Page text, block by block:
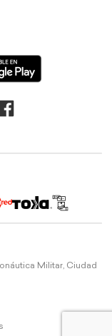
Militar, Ciudad